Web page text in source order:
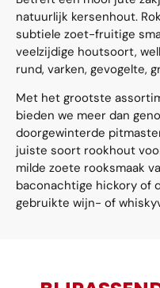
natuurlijk kersenhout.
subtiele zoet-fruitige
veelzijdige houtsoort,
rund, varken, gevogelte,
Met het grootste
bieden we meer dan
doorgewinterde
juiste soort rookhout
milde zoete rooksmaak
baconachtige hickory of
gebruikte wijn- of